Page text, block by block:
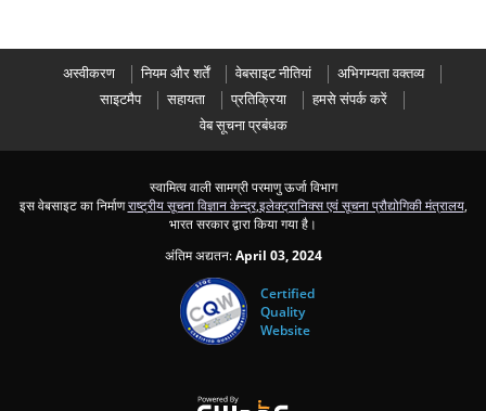
अस्वीकरण नियम और शर्तें वेबसाइट नीतियां
अभिगम्यता वक्तव्य
साइटमैप
सहायता प्रतिक्रिया
हमसे संपर्क करें
वेब सूचना प्रबंधक
स्वामित्व वाली सामग्री परमाणु ऊर्जा विभाग
इस वेबसाइट का निर्माणराष्ट्रीय सूचना विज्ञान केन्द्र,इलेक्ट्रानिक्स एवं सूचना प्रौद्योगिकी मंत्रालय,
भारत सरकार द्वारा किया गया है।
अंतिम अद्यतन:April 03, 2024
Certified
Quality
Website